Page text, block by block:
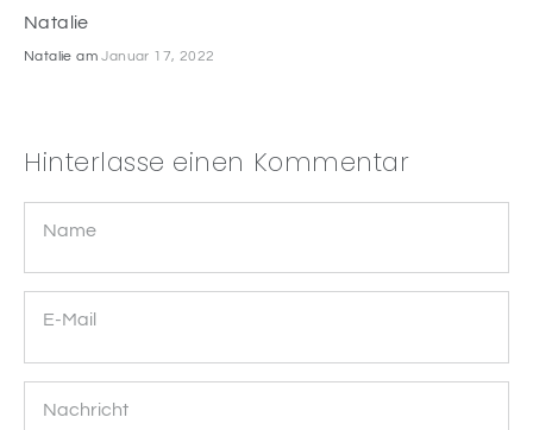
Natalie
Natalie amJanuar 17, 2022
Hinterlasse einen Kommentar
Name
E-Mail
Nachricht